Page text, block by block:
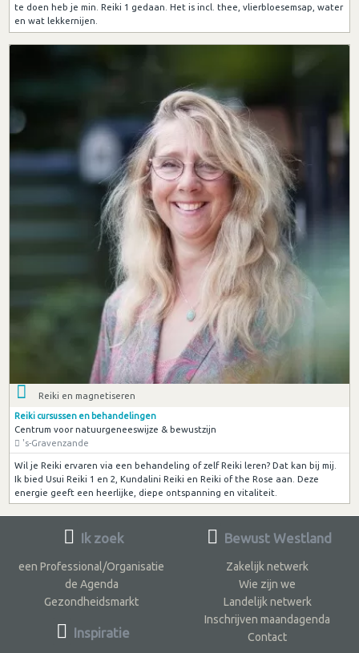
te doen heb je min. Reiki 1 gedaan. Het is incl. thee, vlierbloesemsap, water
en wat lekkernijen.
Reiki en magnetiseren
Reiki cursussen en behandelingen
Centrum voor natuurgeneeswijze & bewustzijn
's-Gravenzande
Wil je Reiki ervaren via een behandeling of zelf Reiki leren? Dat kan bij mij.
Ik bied Usui Reiki 1 en 2, Kundalini Reiki en Reiki of the Rose aan. Deze
energie geeft een heerlijke, diepe ontspanning en vitaliteit.
Ik zoek
een Professional/Organisatie
de Agenda
Gezondheidsmarkt
Inspiratie
Bewust Westland
Zakelijk netwerk
Wie zijn we
Landelijk netwerk
Inschrijven maandagenda
Contact